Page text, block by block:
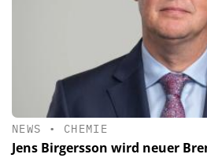
NEWS • CHEMIE
Jens Birgersson wird neuer